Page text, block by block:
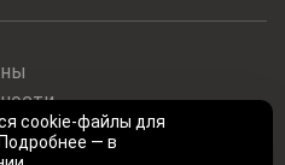
cookie-файлы для
— в